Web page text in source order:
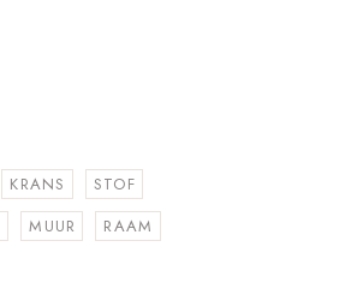
KRANS
STOF
MUUR
RAAM